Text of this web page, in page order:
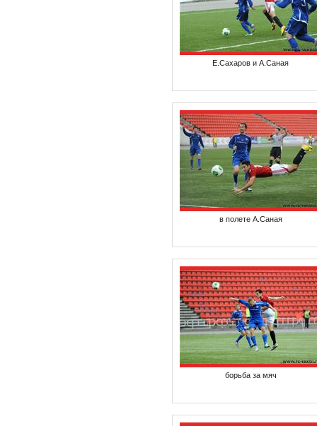
Е.Сахаров и А.Саная
в полете А.Саная
борьба за мяч